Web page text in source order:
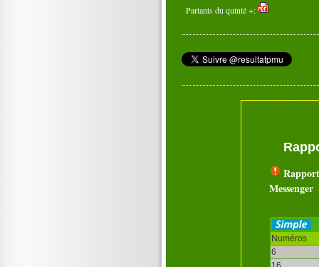
Partants du quinté +:
Messenger
Numéros
6